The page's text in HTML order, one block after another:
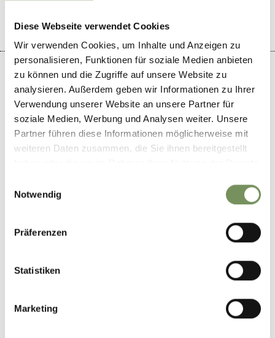
Diese Webseite verwendet Cookies
Wir verwenden Cookies, um Inhalte und Anzeigen zu
personalisieren, Funktionen für soziale Medien anbieten
zu können und die Zugriffe auf unsere Website zu
analysieren. Außerdem geben wir Informationen zu Ihrer
Verwendung unserer Website an unsere Partner für
soziale Medien, Werbung und Analysen weiter. Unsere
Partner führen diese Informationen möglicherweise mit
weiteren Daten zusammen, die Sie ihnen bereitgestellt
Notwendig
Präferenzen
Statistiken
Marketing
+
−